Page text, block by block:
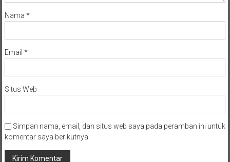
Nama *
Email *
Situs Web
Simpan nama, email, dan situs web saya pada peramban ini untuk
komentar saya berikutnya.